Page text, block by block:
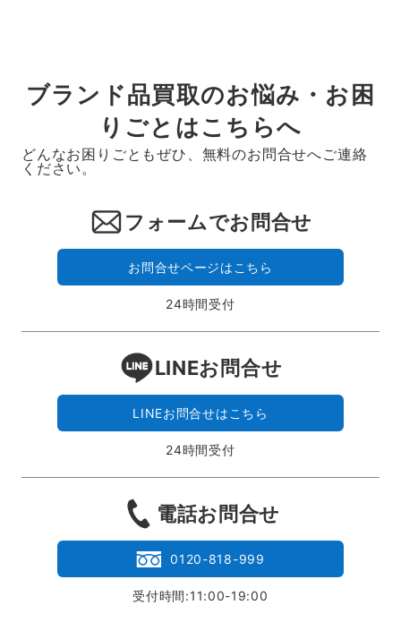
ブランド品買取のお悩み・お困
りごとはこちらへ
どんなお困りごともぜひ、無料のお問合せへご連絡
ください。
フォームでお問合せ
お問合せページはこちら
24時間受付
LINEお問合せ
LINEお問合せはこちら
24時間受付
電話お問合せ
0120-818-999
受付時間:11:00-19:00